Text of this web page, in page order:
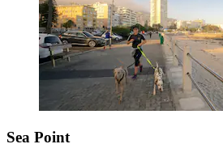
Sea Point